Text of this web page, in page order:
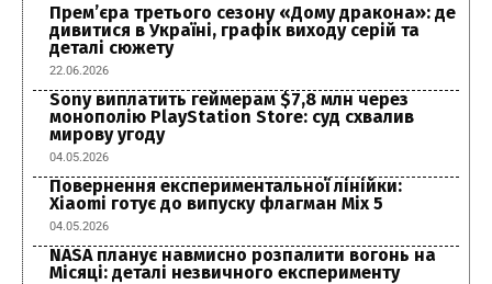
Прем’єра третього сезону «Дому дракона»: де
дивитися в Україні, графік виходу серій та
деталі сюжету
22.06.2026
Sony виплатить геймерам $7,8 млн через
монополію PlayStation Store: суд схвалив
мирову угоду
04.05.2026
Повернення експериментальної лінійки:
Xiaomi готує до випуску флагман Mix 5
04.05.2026
NASA планує навмисно розпалити вогонь на
Місяці: деталі незвичного експерименту